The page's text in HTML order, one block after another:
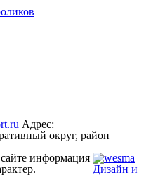
Адрес:
округ, район
информация
Дизайн и